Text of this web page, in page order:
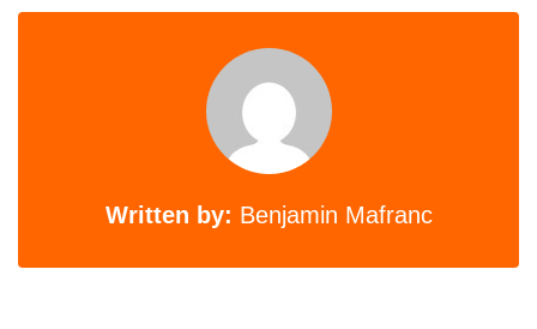
Email
Written by: Benjamin Mafranc